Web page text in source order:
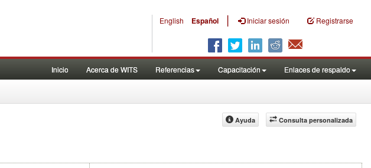
English Español | Iniciar sesión Registrarse
Inicio Acerca de WITS Referencias Capacitación Enlaces de respaldo
Consulta personalizada
Ayuda